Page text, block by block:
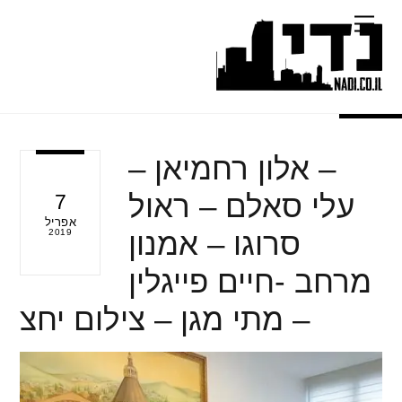
content
Menu
7
אפריל
2019
– אלון רחמיאן –
עלי סאלם – ראול
סרוגו – אמנון
מרחב -חיים פייגלין
– מתי מגן – צילום יחצ